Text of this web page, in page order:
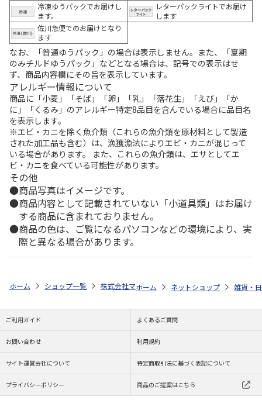
冷凍ゆうパックでお届けし
ます。
レターパックライトでお届け
します
佐川急便でのお届けとなり
ます
なお、「普通ゆうパック」の場合は表示しません。また、「夏期
のみチルドゆうパック」などとなる場合は、記号での表示はせ
ず、商品内容欄にその旨を表示しています。
アレルギー情報について
商品に「小麦」「そば」「卵」「乳」「落花生」「えび」「か
に」「くるみ」のアレルギー特定8品目を含んでいる場合に品目名
を表示します。
※エビ・カニを除く魚介類（これらの魚介類を原材料として製造
された加工品も含む）は、漁獲漁法によりエビ・カニが混じって
いる場合があります。 また、これらの魚介類は、エサとしてエ
ビ・カニを食べている可能性があります。
その他
商品写真はイメージです。
商品内容として記載されていない「小道具類」はお届け
する商品に含まれておりません。
商品の色は、ご覧になるパソコンなどの環境により、実
際と異なる場合があります。
ホーム ショップ一覧 株式会社マインド ポケットモンスター ヘッ
ホーム ネットショップ 雑貨・
ご利用ガイド よくあるご質問
お問い合わせ 利用規約
サイト運営会社について 特定商取引法に基づく表記について
プライバシーポリシー 商品のご提案はこちら